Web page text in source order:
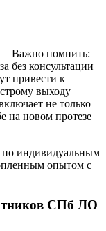
Важно помнить:
без консультации
привести к
выходу
не только
на новом протезе
по индивидуальным
опытом с
СПб ЛО